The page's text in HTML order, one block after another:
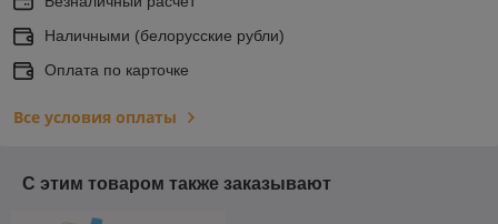
Наличными (белорусские рубли)
Оплата по карточке
Все условия оплаты
С этим товаром также заказывают